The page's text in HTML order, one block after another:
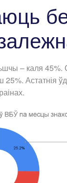
– каля 45%.
Астатнія